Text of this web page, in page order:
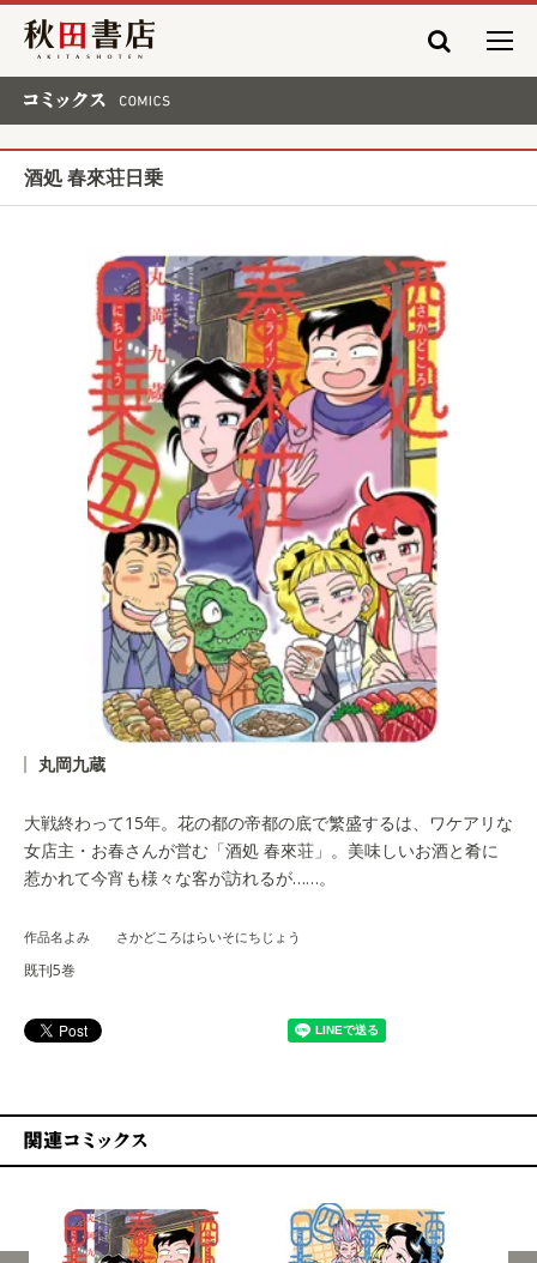
秋田書店
酒処 春來荘日乗
丸岡九蔵
大戦終わって15年。花の都の帝都の底で繁盛するは、ワケアリな
女店主・お春さんが営む「酒処 春來荘」。美味しいお酒と肴に
惹かれて今宵も様々な客が訪れるが……。
作品名よみ さかどころはらいそにちじょう
既刊5巻